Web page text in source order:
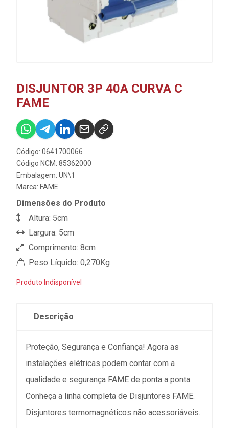
DISJUNTOR 3P 40A CURVA C
FAME
Código: 0641700066
Código NCM: 85362000
Embalagem: UN\1
Marca: FAME
Dimensões do Produto
Altura: 5cm
Largura: 5cm
Comprimento: 8cm
Peso Líquido: 0,270Kg
Produto Indisponível
Descrição
Proteção, Segurança e Confiança! Agora as
instalações elétricas podem contar com a
qualidade e segurança FAME de ponta a ponta.
Conheça a linha completa de Disjuntores FAME.
Disjuntores termomagnéticos não acessoriáveis.